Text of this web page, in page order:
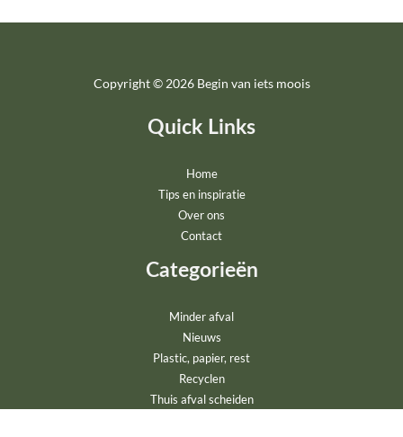
Copyright © 2026 Begin van iets moois
Quick Links
Home
Tips en inspiratie
Over ons
Contact
Categorieën
Minder afval
Nieuws
Plastic, papier, rest
Recyclen
Thuis afval scheiden